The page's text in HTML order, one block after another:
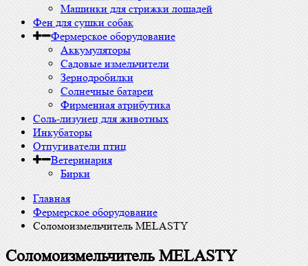
Машинки для стрижки лошадей
Фен для сушки собак
Фермерское оборудование
Аккумуляторы
Садовые измельчители
Зернодробилки
Солнечные батареи
Фирменная атрибутика
Соль-лизунец для животных
Инкубаторы
Отпугиватели птиц
Ветеринария
Бирки
Главная
Фермерское оборудование
Соломоизмельчитель MELASTY
Соломоизмельчитель MELASTY